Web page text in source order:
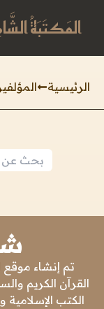
المَكتَبَةُ
الرئيسية
تم إنشاء
القرآن الكريم
الكتب الإسلامية